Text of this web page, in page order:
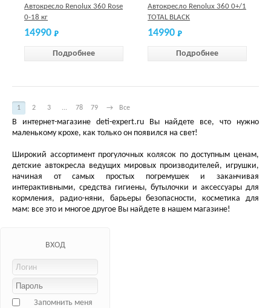
Автокресло Renolux 360 Rose
0-18 кг
14990
Подробнее
Автокресло Renolux 360 0+/1
TOTAL BLACK
14990
Подробнее
1 2 3 ... 78 79 → Все
В интернет-магазине deti-expert.ru Вы найдете все, что нужно
маленькому крохе, как только он появился на свет!
Широкий ассортимент прогулочных колясок по доступным ценам,
детские автокресла ведущих мировых производителей, игрушки,
начиная от самых простых погремушек и заканчивая
интерактивными, средства гигиены, бутылочки и аксессуары для
кормления, радио-няни, барьеры безопасности, косметика для
мам: все это и многое другое Вы найдете в нашем магазине!
ВХОД
Запомнить меня